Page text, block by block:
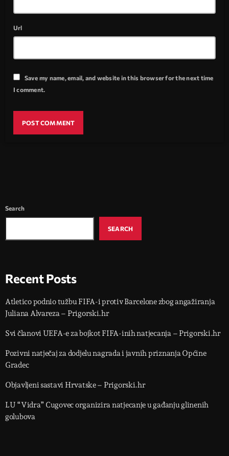
Url
Save my name, email, and website in this browser for the next time
I comment.
Search
SEARCH
Recent Posts
Atletico podnio tužbu FIFA-i protiv Barcelone zbog angažiranja
Juliana Alvareza – Prigorski.hr
Svi članovi UEFA-e za bojkot FIFA-inih natjecanja – Prigorski.hr
Pozivni natječaj za dodjelu nagrada i javnih priznanja Općine
Gradec
Objavljeni sastavi Hrvatske – Prigorski.hr
LU “Vidra” Cugovec organizira natjecanje u gađanju glinenih
golubova